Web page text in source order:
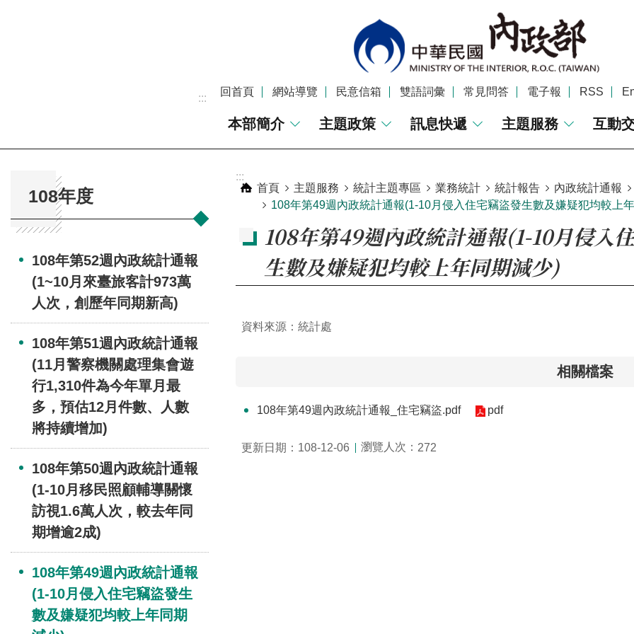
:::
回首頁 網站導覽 民意信箱 雙語詞彙 常見問答 電子報 RSS
本部簡介 主題政策 訊息快遞 主題服務 互動
108年度
108年第52週內政統計通報
(1~10月來臺旅客計973萬
人次，創歷年同期新高)
108年第51週內政統計通報
(11月警察機關處理集會遊
行1,310件為今年單月最
多，預估12月件數、人數
將持續增加)
108年第50週內政統計通報
(1-10月移民照顧輔導關懷
訪視1.6萬人次，較去年同
期增逾2成)
108年第49週內政統計通報
(1-10月侵入住宅竊盜發生
數及嫌疑犯均較上年同期
:::
首頁
主題服務 統計主題專區 業務統計 統計報告 內政統計通報
108年第49週內政統計通報(1-10月侵入住宅竊盜發生數及嫌疑犯均較上
108年第49週內政統計通報(1-10月侵入
生數及嫌疑犯均較上年同期減少)
資料來源：統計處
相關檔案
108年第49週內政統計通報_住宅竊盜.pdf pdf
更新日期：108-12-06 瀏覽人次： 272